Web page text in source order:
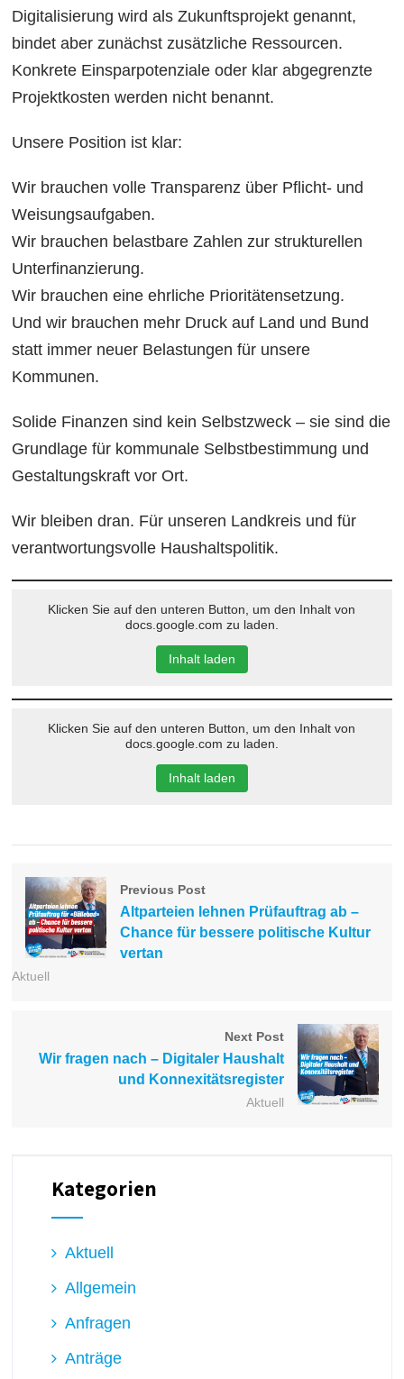
Digitalisierung wird als Zukunftsprojekt genannt,
bindet aber zunächst zusätzliche Ressourcen.
Konkrete Einsparpotenziale oder klar abgegrenzte
Projektkosten werden nicht benannt.
Unsere Position ist klar:
Wir brauchen volle Transparenz über Pflicht- und
Weisungsaufgaben.
Wir brauchen belastbare Zahlen zur strukturellen
Unterfinanzierung.
Wir brauchen eine ehrliche Prioritätensetzung.
Und wir brauchen mehr Druck auf Land und Bund
statt immer neuer Belastungen für unsere
Kommunen.
Solide Finanzen sind kein Selbstzweck – sie sind die
Grundlage für kommunale Selbstbestimmung und
Gestaltungskraft vor Ort.
Wir bleiben dran. Für unseren Landkreis und für
verantwortungsvolle Haushaltspolitik.
Klicken Sie auf den unteren Button, um den Inhalt von
docs.google.com zu laden.
Inhalt laden
Klicken Sie auf den unteren Button, um den Inhalt von
docs.google.com zu laden.
Inhalt laden
Previous Post
Altparteien lehnen Prüfauftrag ab –
Chance für bessere politische Kultur
vertan
Aktuell
Next Post
Wir fragen nach – Digitaler Haushalt
und Konnexitätsregister
Aktuell
Kategorien
Aktuell
Allgemein
Anfragen
Anträge